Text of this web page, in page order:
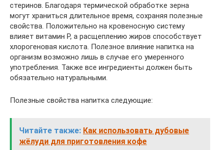
стеринов. Благодаря термической обработке зерна
могут храниться длительное время, сохраняя полезные
свойства. Положительно на кровеносную систему
влияет витамин Р, а расщеплению жиров способствует
хлорогеновая кислота. Полезное влияние напитка на
организм возможно лишь в случае его умеренного
употребления. Также все ингредиенты должен быть
обязательно натуральными.
Полезные свойства напитка следующие:
Читайте также: Как использовать дубовые
жёлуди для приготовления кофе